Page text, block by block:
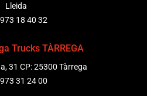
Lleida
18 40 32
Trucks TÀRREGA
31 CP: 25300 Tàrrega
31 24 00